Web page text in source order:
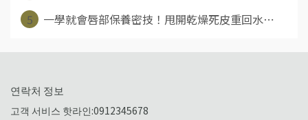
5
一學就會唇部保養密技！甩開乾燥死皮重回水⋯
연락처 정보
고객 서비스 핫라인:0912345678